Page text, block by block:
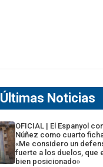
Últimas Noticias
OFICIAL | El Espanyol
Núñez como cuarto
«Me considero un
fuerte a los duelos, que
bien posicionado»